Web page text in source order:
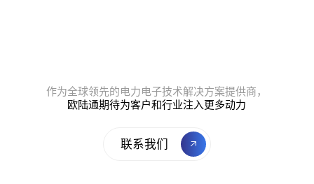
作为全球领先的电力电子技术解决方案提供商，
欧陆通期待为客户和行业注入更多动力
联系我们